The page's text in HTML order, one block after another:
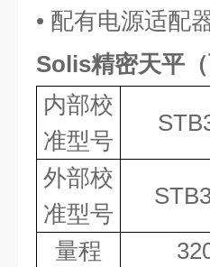
• 配有电源适配
Solis精密天平
内部校
准型号
外部校
准型号
量程